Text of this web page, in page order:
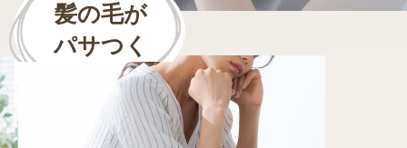
髪の毛が
パサつく